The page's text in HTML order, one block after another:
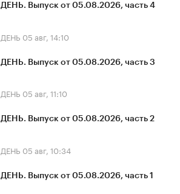
ДЕНЬ. Выпуск от 05.08.2026, часть 4
ДЕНЬ 05 авг, 14:10
ДЕНЬ. Выпуск от 05.08.2026, часть 3
ДЕНЬ 05 авг, 11:10
ДЕНЬ. Выпуск от 05.08.2026, часть 2
ДЕНЬ 05 авг, 10:34
ДЕНЬ. Выпуск от 05.08.2026, часть 1